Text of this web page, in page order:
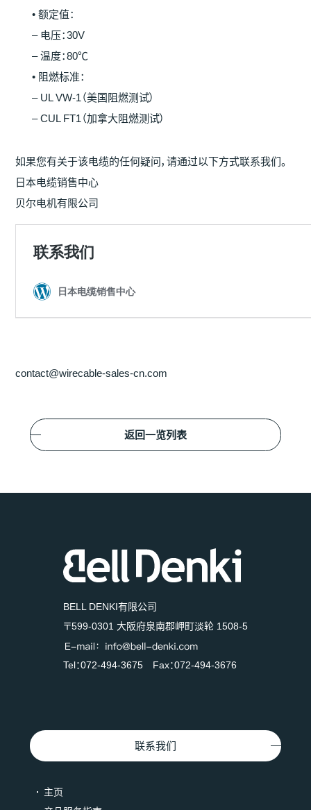
• 额定值：
– 电压：30V
– 温度：80℃
• 阻燃标准：
– UL VW-1（美国阻燃测试）
– CUL FT1（加拿大阻燃测试）
如果您有关于该电缆的任何疑问，请通过以下方式联系我们。
日本电缆销售中心
贝尔电机有限公司
contact@wirecable-sales-cn.com
返回一览列表
BELL DENKI有限公司
〒599-0301 大阪府泉南郡岬町淡轮 1508-5
Tel：072-494-3675 Fax：072-494-3676
联系我们
主页